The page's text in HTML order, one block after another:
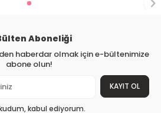
Aboneliği
haberdar olmak için e-bültenimize
abone olun!
KAYIT OL
kabul ediyorum.